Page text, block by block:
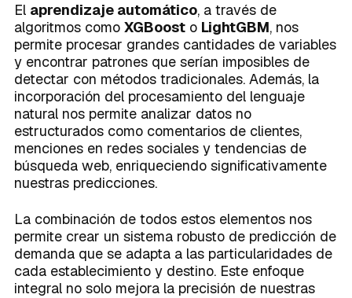
El aprendizaje automático, a través de
algoritmos como XGBoost o LightGBM, nos
permite procesar grandes cantidades de variables
y encontrar patrones que serían imposibles de
detectar con métodos tradicionales. Además, la
incorporación del procesamiento del lenguaje
natural nos permite analizar datos no
estructurados como comentarios de clientes,
menciones en redes sociales y tendencias de
búsqueda web, enriqueciendo significativamente
nuestras predicciones.
La combinación de todos estos elementos nos
permite crear un sistema robusto de predicción de
demanda que se adapta a las particularidades de
cada establecimiento y destino. Este enfoque
integral no solo mejora la precisión de nuestras